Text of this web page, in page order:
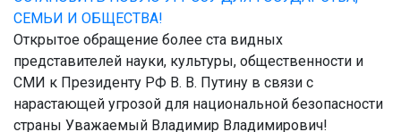
СЕМЬИ И ОБЩЕСТВА!
Открытое обращение более ста видных
представителей науки, культуры, общественности и
СМИ к Президенту РФ В. В. Путину в связи с
нарастающей угрозой для национальной безопасности
страны Уважаемый Владимир Владимирович!